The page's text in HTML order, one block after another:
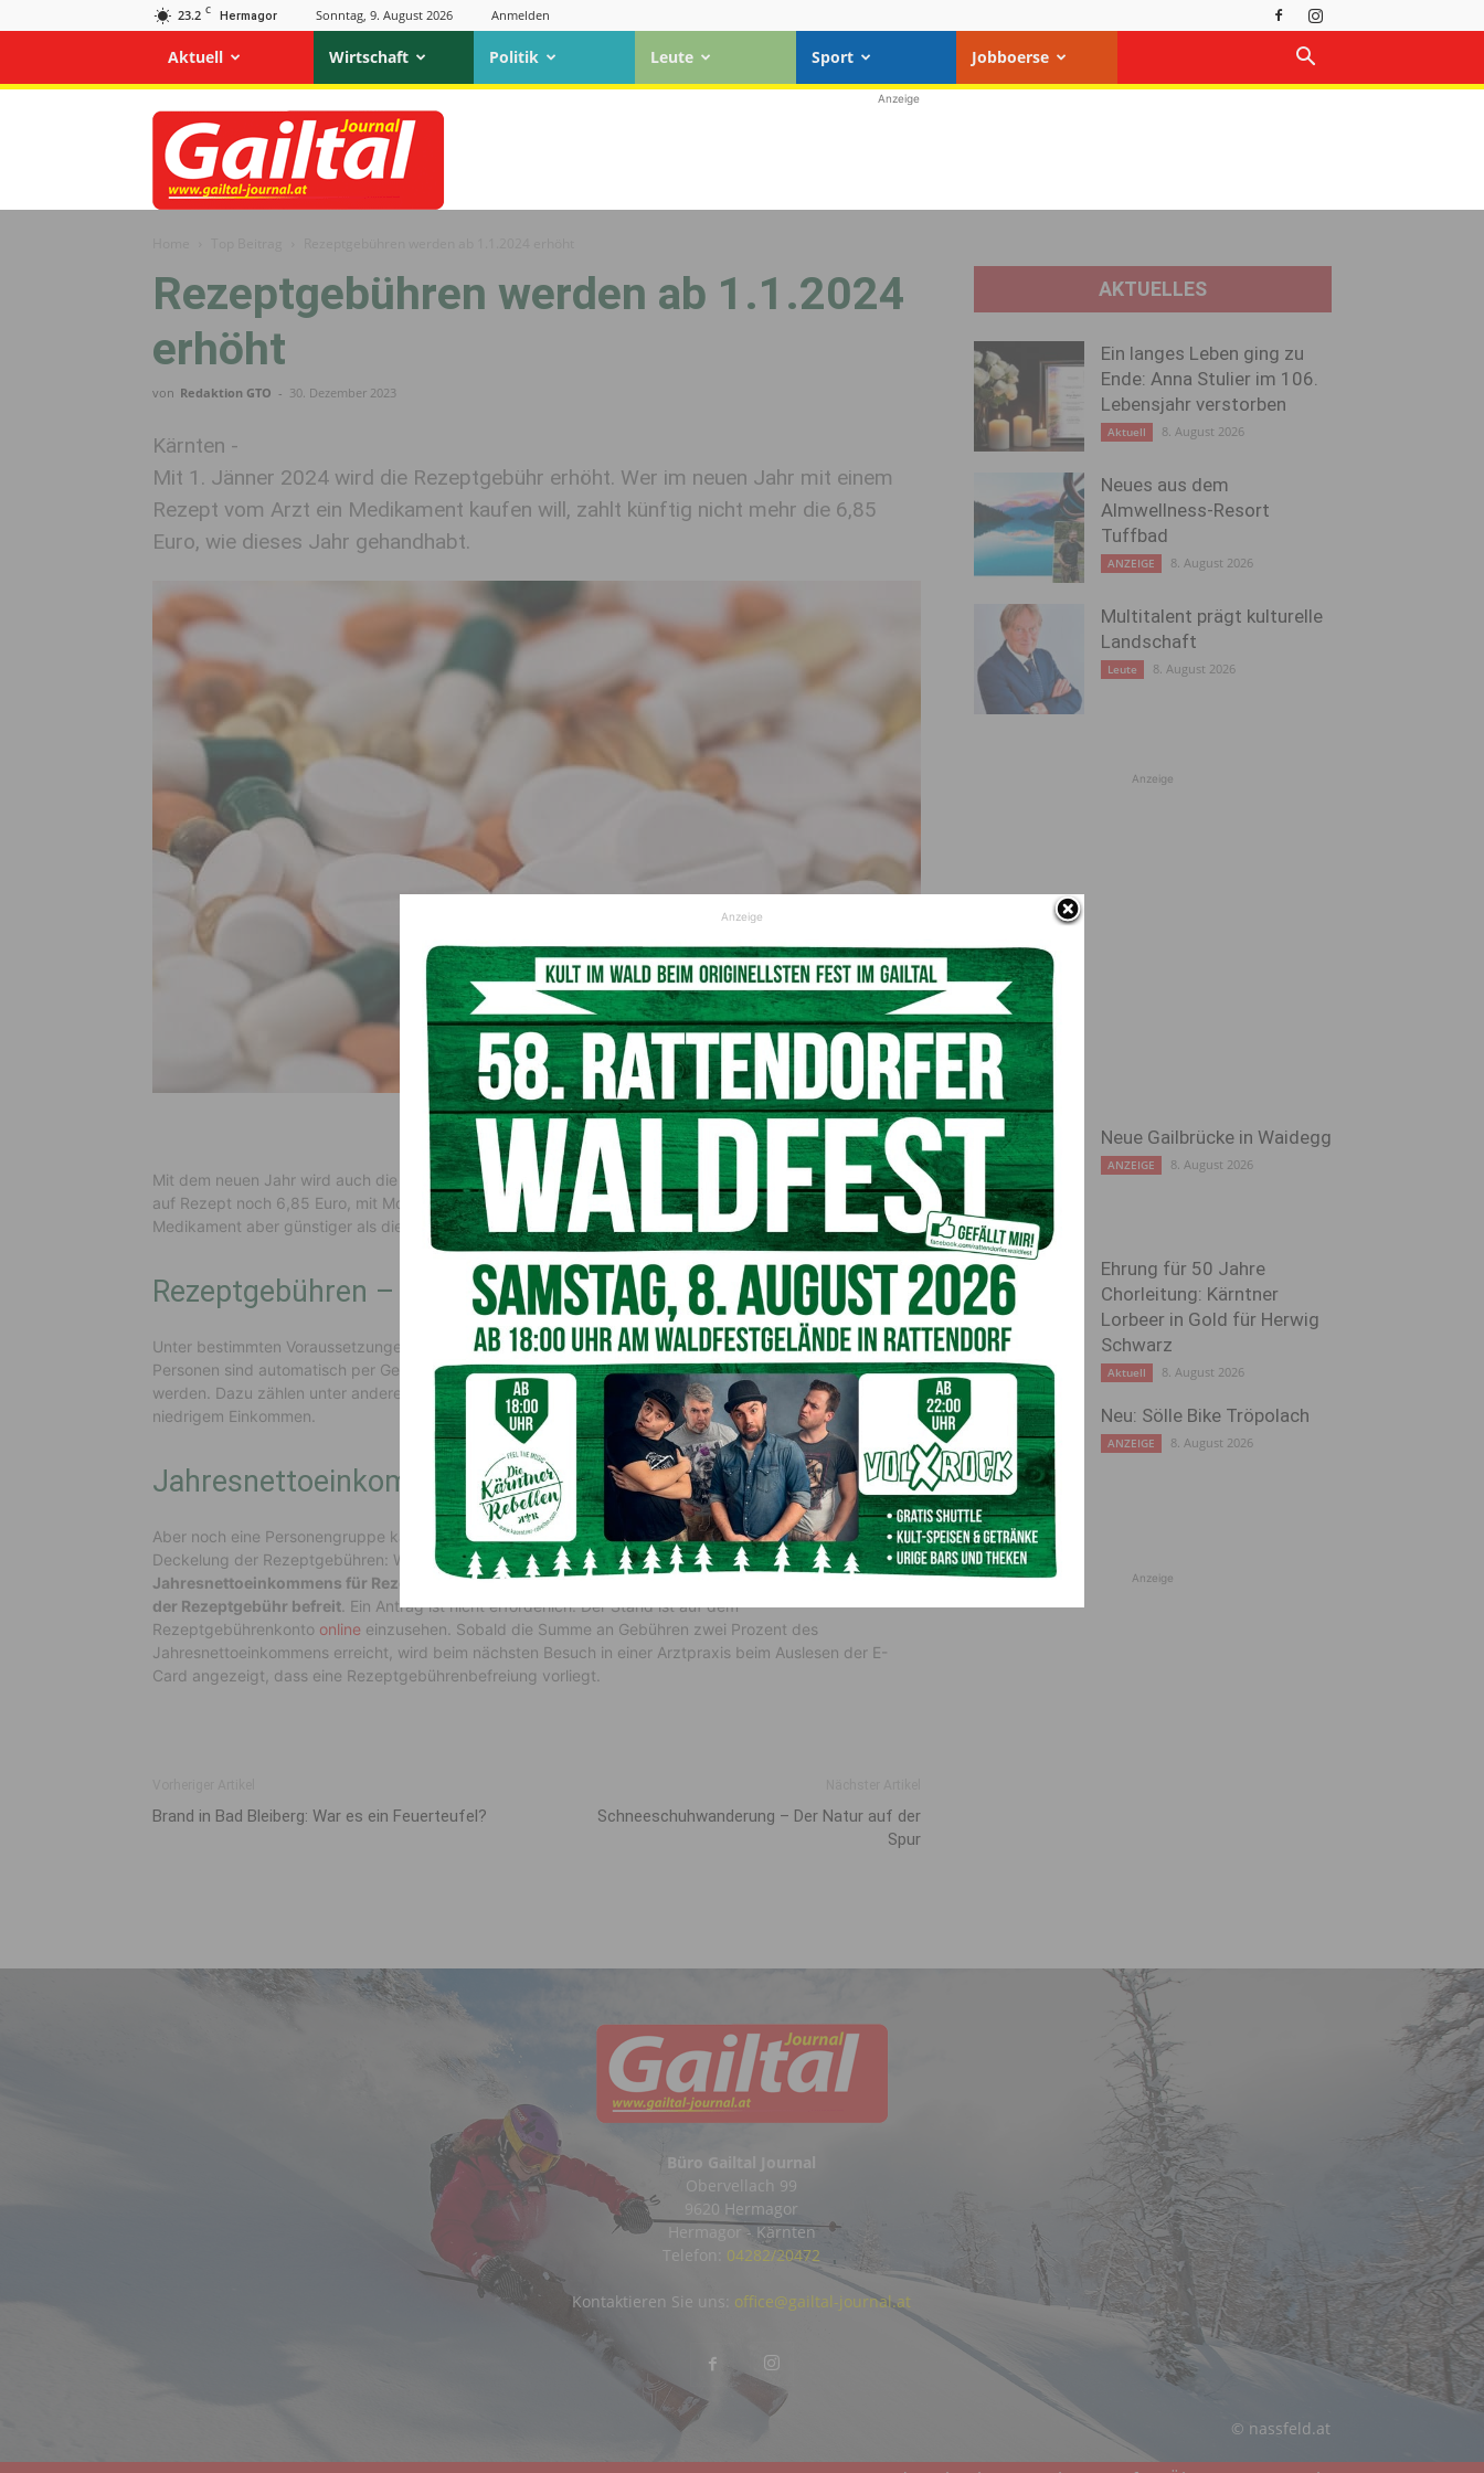
23.2 C Hermagor Sonntag, 9. August 2026 Anmelden
Aktuell Wirtschaft Politik Leute Sport Jobboerse
Gailtal
Journal
Anzeige
Rezeptgebühren werden ab 1.1.2024
erhöht
von Redaktion GTO - 30. Dezember 2023
Kärnten -
Mit 1. Jänner 2024 wird die Rezeptgebühr erhöht. Wer im neuen Jahr mit einem
Rezept vom Arzt ein Medikament kaufen will, zahlt künftig nicht mehr die 6,85
Euro, wie dieses Jahr gehandhabt.
© Symbolfoto Pixabay
Mit dem neuen Jahr wird auch die Rezeptgebühr teurer. 2023 zahlten die Österreicher für ein Medikament
auf Rezept noch 6,85 Euro, mit Montag, dem 1. Jänner 2024 sind es 7,10 Euro pro Packung. Ist ein
Medikament aber günstiger als die Rezeptgebühr, dann ist nur der Preis der Packung an sich zu zahlen.
Rezeptgebühren – Befreiung
Unter bestimmten Voraussetzungen kann man auch von der Rezeptgebühr befreit werden. Manche
Personen sind automatisch per Gesetz von der Rezeptgebühr befreit, andere können per Antrag befreit
werden. Dazu zählen unter anderem Sozialhilfe-Bezieher, Zivildiener, Asylwerber und Personen mit
niedrigem Einkommen.
Jahresnettoeinkommens für Rezeptgebühren
Aber noch eine Personengruppe kann von den Rezeptgebühren befreit werden. Und zwar besteht eine
Deckelung der Rezeptgebühren: Wer im laufenden Kalenderjahr bereitszwei Prozent des
Jahresnettoeinkommens für Rezeptgebühren bezahlthat, ist
der Rezeptgebühr befreit . Ein Antrag ist nicht erforderlich. Der Stand ist auf dem
Rezeptgebührenkonto online einzusehen. Sobald die Summe an Gebühren zwei Prozent des
Jahresnettoeinkommens erreicht, wird beim nächsten Besuch in einer Arztpraxis beim Auslesen der E-
Card angezeigt, dass eine Rezeptgebührenbefreiung vorliegt.
Brand in Bad Bleiberg: War es ein Feuerteufel?
Schneeschuhwanderung – Der Natur auf der
Spur
AKTUELLES
Ein langes Leben ging zu
Ende: Anna Stulier im 106.
Lebensjahr verstorben
Aktuell 8. August 2026
Neues aus dem
Almwellness-Resort
Tuffbad
ANZEIGE 8. August 2026
Multitalent prägt kulturelle
Landschaft
Leute 8. August 2026
Anzeige
Neue Gailbrücke in Waidegg
ANZEIGE 8. August 2026
Ehrung für 50 Jahre
Chorleitung: Kärntner
Lorbeer in Gold für Herwig
Schwarz
Aktuell 8. August 2026
Neu: Sölle Bike Tröpolach
ANZEIGE 8. August 2026
Anzeige
Büro Gailtal Journal
Obervellach 99
9620 Hermagor
Hermagor - Kärnten
Telefon: 04282/20472
© nassfeld.at
Kontaktieren Sie uns: office@gailtal-journal.at
Anzeige